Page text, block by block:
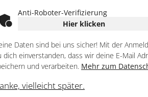
Anti-Roboter-Verifizierung
Hier klicken
Daten sind bei uns sicher! Mit der
dich einverstanden, dass wir deine E-Mail
und verarbeiten. Mehr zum
vielleicht später.